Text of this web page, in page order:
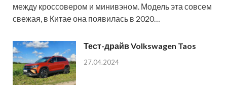
между кроссовером и минивэном. Модель эта совсем
свежая, в Китае она появилась в 2020…
Тест-драйв Volkswagen Taos
27.04.2024